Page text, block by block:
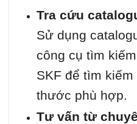
Tra cứu
Sử dụng
công cụ tìm
SKF để tìm
thước phù hợp.
Tư vấn từ